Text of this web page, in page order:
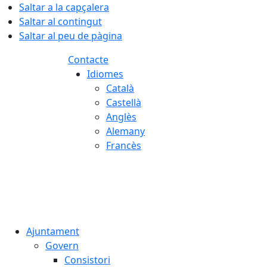
Saltar a la capçalera
Saltar al contingut
Saltar al peu de pàgina
Contacte
Idiomes
Català
Castellà
Anglès
Alemany
Francès
Ajuntament
Govern
Consistori